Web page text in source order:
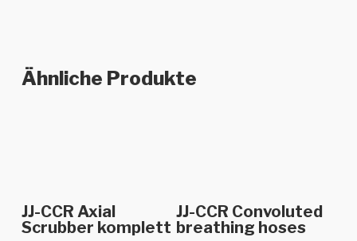
Ähnliche Produkte
In den Warenkorb
JJ-CCR Axial
Scrubber komplett
In den Warenkorb
JJ-CCR Convoluted
breathing hoses